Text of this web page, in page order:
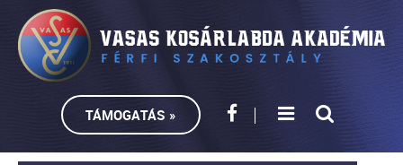
TÁMOGATÁS »